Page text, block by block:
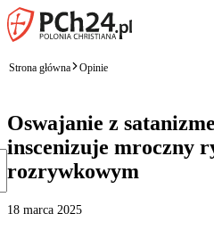
Strona główna Opinie
Oswajanie z
inscenizuje mroczny
rozrywkowym
18 marca 2025